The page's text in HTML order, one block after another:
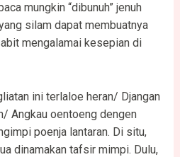
mungkin “dibunuh” jenuh
silam dapat membuatnya
mengalamai kesepian di
ini terlaloe heran/ Djangan
Angkau oentoeng dengen
poenja lantaran. Di situ,
dinamakan tafsir mimpi. Dulu,